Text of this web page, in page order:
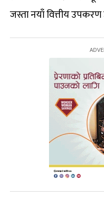
जस्ता नयाँ वित्तीय